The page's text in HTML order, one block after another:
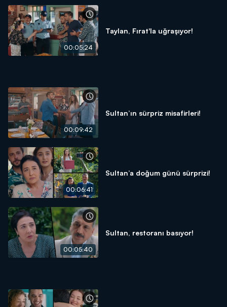
00:05:24
Taylan, Fırat'la uğraşıyor!
00:09:42
Sultan’ın sürpriz misafirleri!
00:06:41
Sultan’a doğum günü sürprizi!
00:05:40
Sultan, restoranı basıyor!